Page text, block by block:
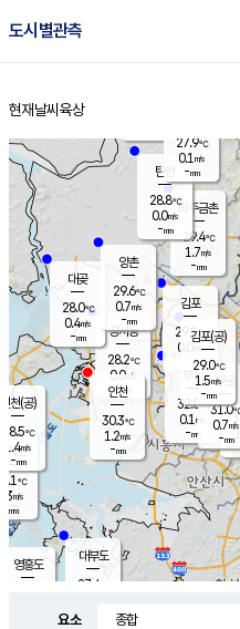
도시별관측
홈
현재날씨 육상
의도
℃
m/s
mm
영흥도
대부도
27.4
경서동
28.2℃
0.0m/s
-mm
파주금촌
29.4℃
1.7m/s
-mm
대곶
28.0℃
0.4m/s
-mm
탄현
28.8℃
0.0m/s
-mm
김포
29.1℃
0.0 m/s
mm
부천
32.0℃
0.1 m/s
-mm
양촌
29.6℃
0.7m/s
-mm
구로
31.0
0.7m/s
-mm
인천(공)
28.5℃
1.4m/s
-mm
김포(공)
29.0℃
1.5m/s
-mm
인천
30.3℃
1.2m/s
-mm
27.9℃
0.1 m/s
-mm
요소